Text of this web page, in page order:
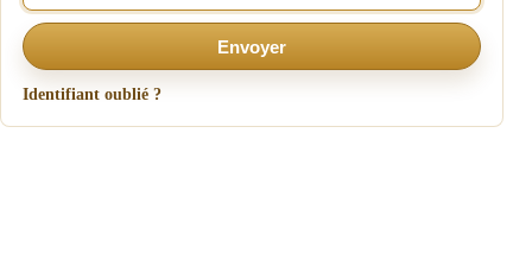
Envoyer
Identifiant oublié ?